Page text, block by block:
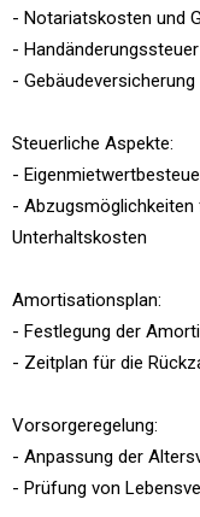
- Notariatskosten und
- Handänderungssteuer
- Gebäudeversicherung
Steuerliche Aspekte:
-
-
Unterhaltskosten
Amortisationsplan:
- Festlegung der
- Zeitplan für die
Vorsorgeregelung:
- Anpassung der
- Prüfung von